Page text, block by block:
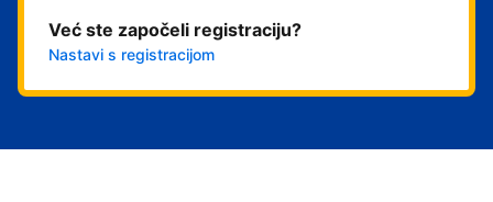
Već ste započeli registraciju?
Nastavi s registracijom